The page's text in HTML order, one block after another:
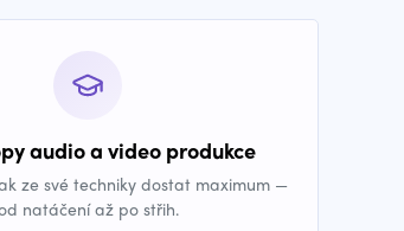
audio a video produkce
ze své techniky dostat maximum —
natáčení až po střih.